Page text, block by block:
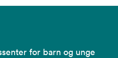
for barn og unge